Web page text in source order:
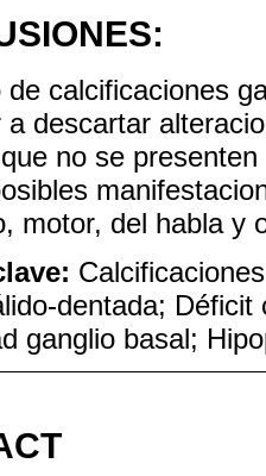
de calcificaciones
a descartar
no se
motor, del habla y
dentada;
ganglio basal;